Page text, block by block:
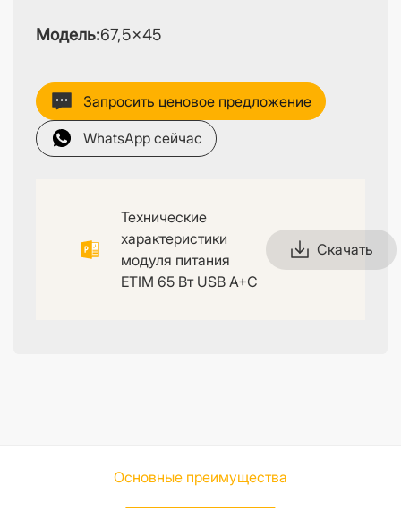
Модель:67,5×45
Запросить ценовое предложение
WhatsApp сейчас
Технические
характеристики
модуля питания
ETIM 65 Вт USB A+C
Скачать
Основные преимущества